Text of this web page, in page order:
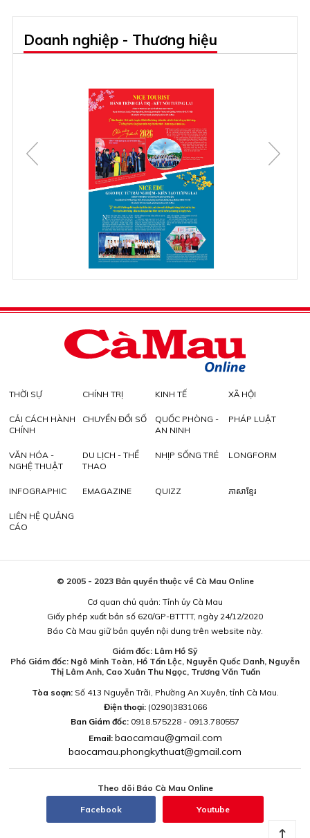
Doanh nghiệp - Thương hiệu
THỜI SỰ CHÍNH TRỊ KINH TẾ XÃ HỘI
CẢI CÁCH HÀNH
CHÍNH
CHUYỂN ĐỔI SỐ
QUỐC PHÒNG -
AN NINH
PHÁP LUẬT
VĂN HÓA -
NGHỆ THUẬT
DU LỊCH - THỂ
THAO
NHỊP SỐNG TRẺ LONGFORM
INFOGRAPHIC EMAGAZINE QUIZZ ភាសាខ្មែរ
LIÊN HỆ QUẢNG
CÁO
© 2005 - 2023 Bản quyền thuộc về Cà Mau Online
Cơ quan chủ quản: Tỉnh ủy Cà Mau
Giấy phép xuất bản số 620/GP-BTTTT, ngày 24/12/2020
Báo Cà Mau giữ bản quyền nội dung trên website này.
Giám đốc: Lâm Hồ Sỹ
Phó Giám đốc: Ngô Minh Toàn, Hồ Tấn Lộc, Nguyễn Quốc Danh, Nguyễn
Thị Lâm Anh, Cao Xuân Thu Ngọc, Trương Văn Tuấn
Tòa soạn:Số 413 Nguyễn Trãi, Phường An Xuyên, tỉnh Cà Mau.
Điện thoại: (0290)3831066
Ban Giám đốc: 0918.575228 - 0913.780557
Email: baocamau@gmail.com
baocamau.phongkythuat@gmail.com
Theo dõi Báo Cà Mau Online
Facebook Youtube